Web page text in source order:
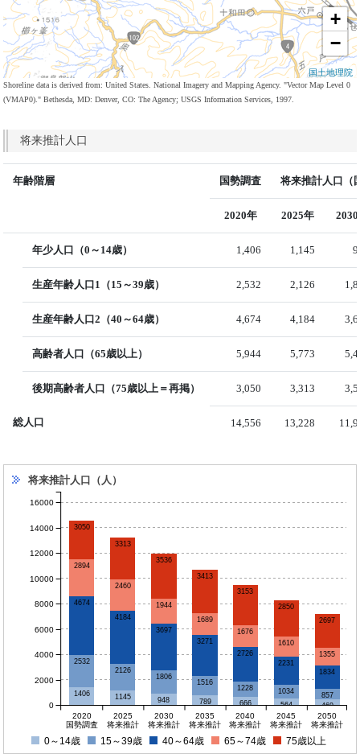
+
−
国土地理院
Shoreline data is derived from: United States. National Imagery and Mapping Agency. "Vector Map Level 0
(VMAP0)." Bethesda, MD: Denver, CO: The Agency; USGS Information Services, 1997.
将来推計人口
年齢階層 国勢調査 将来推計人口（
2020年 2025年
年少人口（0～14歳） 1,406 1,145
生産年齢人口1（15～39歳） 2,532 2,126
生産年齢人口2（40～64歳） 4,674 4,184
高齢者人口（65歳以上） 5,944 5,773
後期高齢者人口（75歳以上＝再掲） 3,050 3,313
総人口 14,556 13,228
将来推計人口（人）
1406 1145 948 789 666 564 469
2532
2126
1806
1516
1228 1034 857
4674
4184
3697
3271
2726
2231
1834
2894
2460
1944
1689
1676
1610
1355
3050
3313
3536
3413
3153
2850
2697
2020
国勢調査
2025
将来推計
2030
将来推計
2035
将来推計
2040
将来推計
2045
将来推計
2050
将来推計
0
2000
4000
6000
8000
10000
12000
14000
16000
0～14歳 15～39歳 40～64歳 65～74歳 75歳以上